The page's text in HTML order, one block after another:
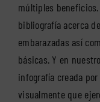
múltiples beneficios.
bibliografía acerca
embarazadas así
básicas. Y en nuestro
infografía creada
visualmente que